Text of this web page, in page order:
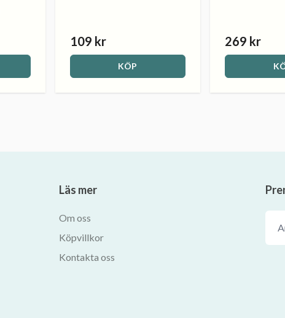
109 kr
KÖP
269 kr
Läs mer
Om oss
Köpvillkor
Kontakta oss